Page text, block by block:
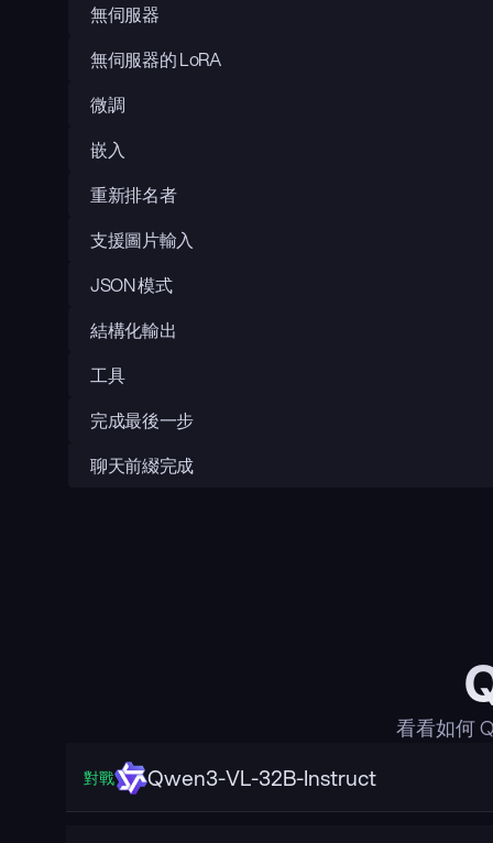
無伺服器
無伺服器的 LoRA
微調
嵌入
重新排名者
支援圖片輸入
JSON 模式
結構化輸出
工具
完成最後一步
聊天前綴完成
看看如何
對戰 Qwen3-VL-32B-Instruct